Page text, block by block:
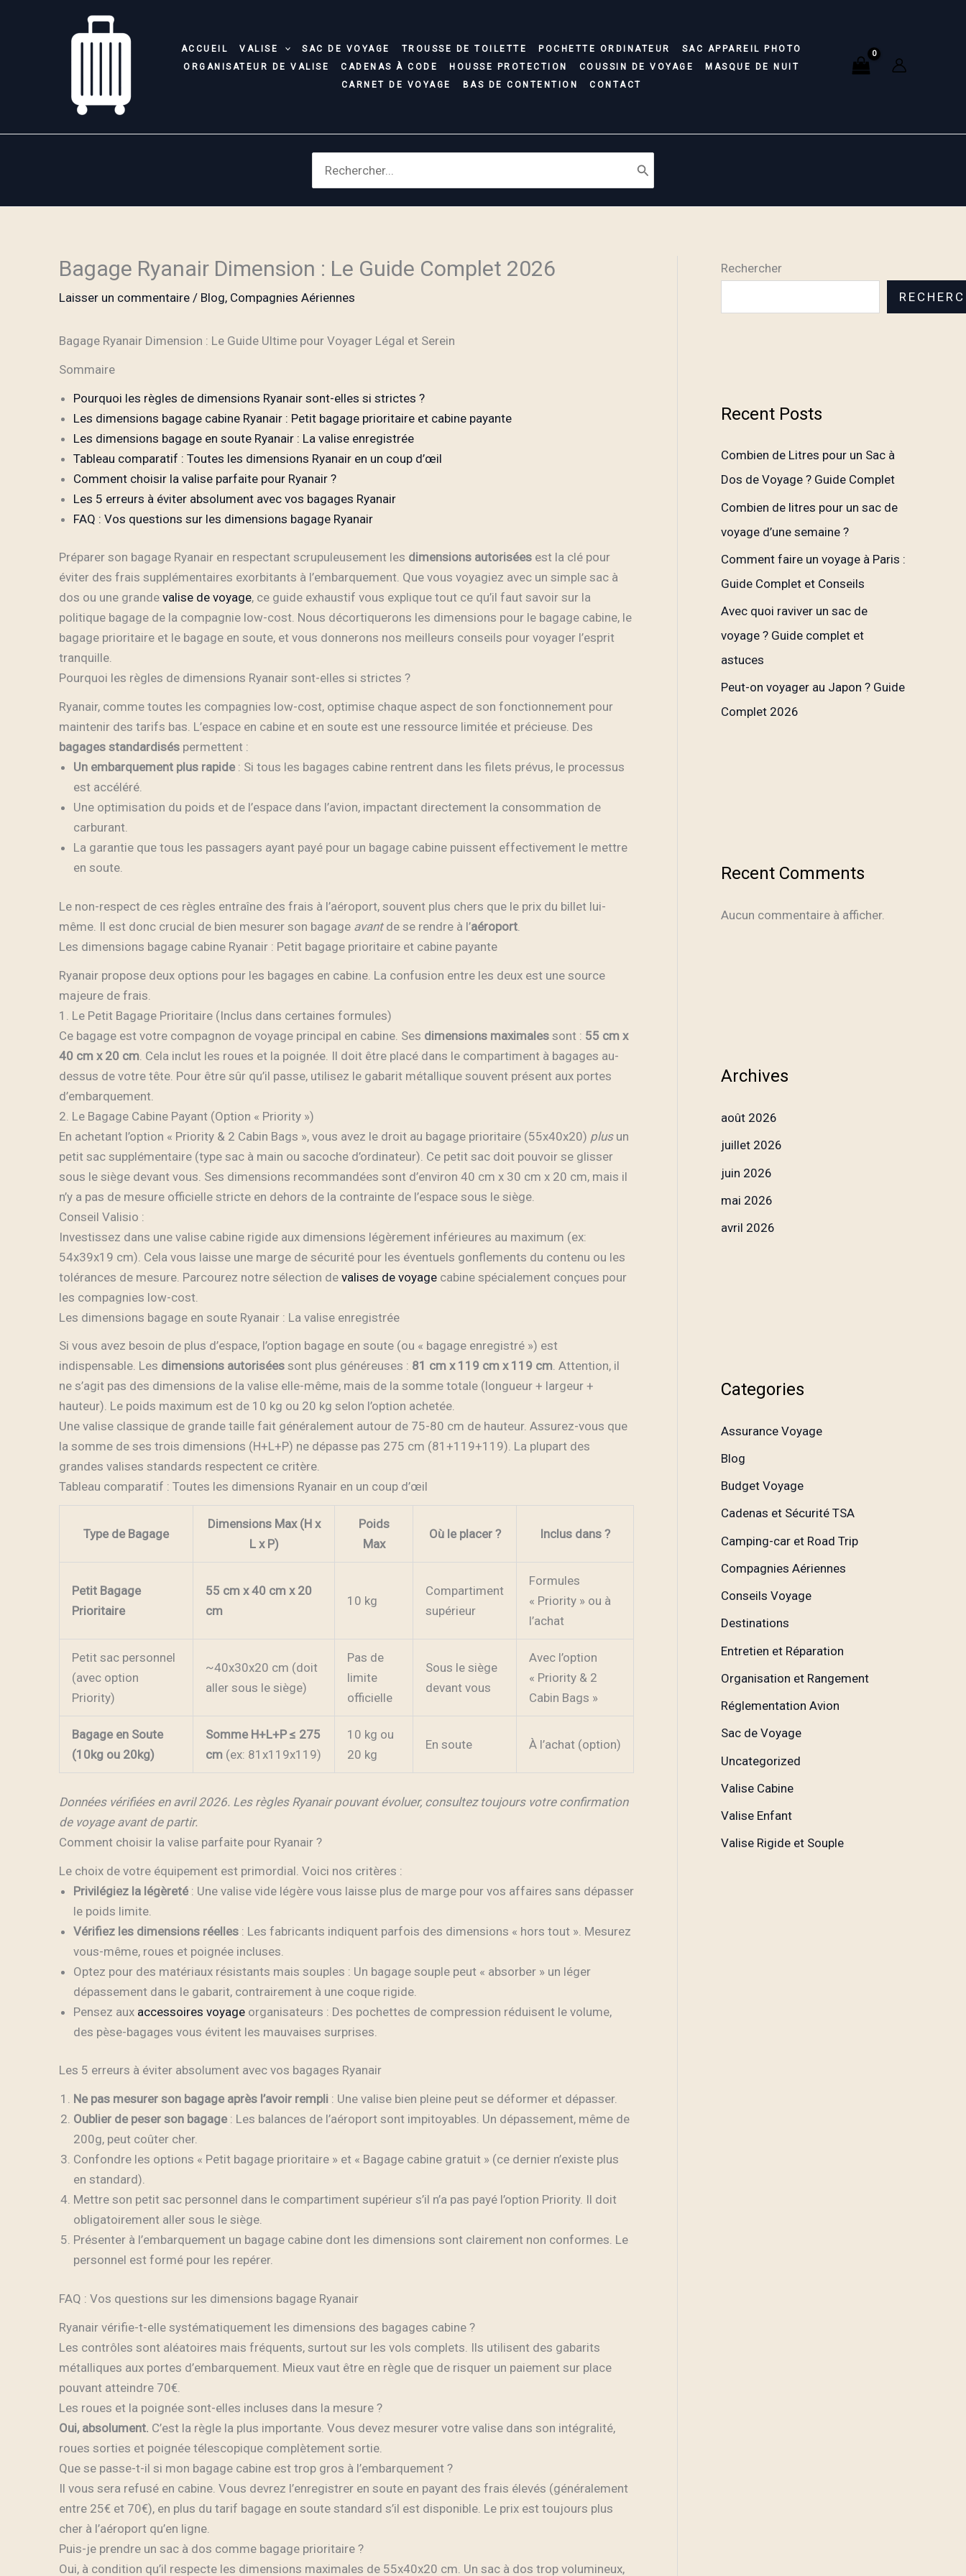
ACCUEIL VALISE SAC DE VOYAGE TROUSSE DE TOILETTE POCHETTE ORDINATEUR
SAC APPAREIL PHOTO
ORGANISATEUR DE VALISE
CADENAS À CODE HOUSSE PROTECTION COUSSIN DE VOYAGE
MASQUE DE NUIT
CARNET DE VOYAGE
BAS DE CONTENTION CONTACT
Search
for:
Bagage Ryanair Dimension : Le Guide Complet 2026
Laisser un commentaire / Blog, Compagnies Aériennes
Bagage Ryanair Dimension : Le Guide Ultime pour Voyager Légal et Serein
Sommaire
Pourquoi les règles de dimensions Ryanair sont-elles si strictes ?
Les dimensions bagage cabine Ryanair : Petit bagage prioritaire et cabine payante
Les dimensions bagage en soute Ryanair : La valise enregistrée
Tableau comparatif : Toutes les dimensions Ryanair en un coup d’œil
Comment choisir la valise parfaite pour Ryanair ?
Les 5 erreurs à éviter absolument avec vos bagages Ryanair
FAQ : Vos questions sur les dimensions bagage Ryanair
Préparer son bagage Ryanair en respectant scrupuleusement les dimensions autorisées est la clé pour
éviter des frais supplémentaires exorbitants à l’embarquement. Que vous voyagiez avec un simple sac à
dos ou une grande valise de voyage, ce guide exhaustif vous explique tout ce qu’il faut savoir sur la
politique bagage de la compagnie low-cost. Nous décortiquerons les dimensions pour le bagage cabine, le
bagage prioritaire et le bagage en soute, et vous donnerons nos meilleurs conseils pour voyager l’esprit
tranquille.
Pourquoi les règles de dimensions Ryanair sont-elles si strictes ?
Ryanair, comme toutes les compagnies low-cost, optimise chaque aspect de son fonctionnement pour
maintenir des tarifs bas. L’espace en cabine et en soute est une ressource limitée et précieuse. Des
bagages standardisés permettent :
Un embarquement plus rapide: Si tous les bagages cabine rentrent dans les filets prévus, le processus
est accéléré.
Une optimisation du poids et de l’espace dans l’avion, impactant directement la consommation de
carburant.
La garantie que tous les passagers ayant payé pour un bagage cabine puissent effectivement le mettre
en soute.
Le non-respect de ces règles entraîne des frais à l’aéroport, souvent plus chers que le prix du billet lui-
même. Il est donc crucial de bien mesurer son bagage avantde se rendre à l’aéroport
Les dimensions bagage cabine Ryanair : Petit bagage prioritaire et cabine payante
Ryanair propose deux options pour les bagages en cabine. La confusion entre les deux est une source
majeure de frais.
1. Le Petit Bagage Prioritaire (Inclus dans certaines formules)
Ce bagage est votre compagnon de voyage principal en cabine. Ses dimensions maximales sont : 55 cm x
40 cm x 20 cm . Cela inclut les roues et la poignée. Il doit être placé dans le compartiment à bagages au-
dessus de votre tête. Pour être sûr qu’il passe, utilisez le gabarit métallique souvent présent aux portes
d’embarquement.
2. Le Bagage Cabine Payant (Option « Priority »)
En achetant l’option « Priority & 2 Cabin Bags », vous avez le droit au bagage prioritaire (55x40x20) plusun
petit sac supplémentaire (type sac à main ou sacoche d’ordinateur). Ce petit sac doit pouvoir se glisser
sous le siège devant vous. Ses dimensions recommandées sont d’environ 40 cm x 30 cm x 20 cm, mais il
n’y a pas de mesure officielle stricte en dehors de la contrainte de l’espace sous le siège.
Conseil Valisio :
Investissez dans une valise cabine rigide aux dimensions légèrement inférieures au maximum (ex:
54x39x19 cm). Cela vous laisse une marge de sécurité pour les éventuels gonflements du contenu ou les
tolérances de mesure. Parcourez notre sélection de valises de voyage cabine spécialement conçues pour
les compagnies low-cost.
Les dimensions bagage en soute Ryanair : La valise enregistrée
Si vous avez besoin de plus d’espace, l’option bagage en soute (ou « bagage enregistré ») est
indispensable. Les dimensions autorisées sont plus généreuses : 81 cm x 119 cm x 119 cm. Attention, il
ne s’agit pas des dimensions de la valise elle-même, mais de la somme totale (longueur + largeur +
hauteur). Le poids maximum est de 10 kg ou 20 kg selon l’option achetée.
Une valise classique de grande taille fait généralement autour de 75-80 cm de hauteur. Assurez-vous que
la somme de ses trois dimensions (H+L+P) ne dépasse pas 275 cm (81+119+119). La plupart des
grandes valises standards respectent ce critère.
Tableau comparatif : Toutes les dimensions Ryanair en un coup d’œil
Type de Bagage
Dimensions Max (H x
L x P)
Poids
Max
Où le placer ? Inclus dans ?
Petit Bagage
Prioritaire
55 cm x 40 cm x 20
cm
10 kg
Compartiment
supérieur
Formules
« Priority » ou à
l’achat
Petit sac personnel
(avec option
Priority)
~40x30x20 cm (doit
aller sous le siège)
Pas de
limite
officielle
Sous le siège
devant vous
Avec l’option
« Priority & 2
Cabin Bags »
Bagage en Soute
(10kg ou 20kg)
Somme H+L+P ≤ 275
cm (ex: 81x119x119)
10 kg ou
20 kg
En soute À l’achat (option)
Données vérifiées en avril 2026. Les règles Ryanair pouvant évoluer, consultez toujours votre confirmation
de voyage avant de partir.
Comment choisir la valise parfaite pour Ryanair ?
Le choix de votre équipement est primordial. Voici nos critères :
Privilégiez la légèreté: Une valise vide légère vous laisse plus de marge pour vos affaires sans dépasser
le poids limite.
Vérifiez les dimensions réelles : Les fabricants indiquent parfois des dimensions « hors tout ». Mesurez
vous-même, roues et poignée incluses.
Optez pour des matériaux résistants mais souples : Un bagage souple peut « absorber » un léger
dépassement dans le gabarit, contrairement à une coque rigide.
Pensez aux accessoires voyage organisateurs : Des pochettes de compression réduisent le volume,
des pèse-bagages vous évitent les mauvaises surprises.
Les 5 erreurs à éviter absolument avec vos bagages Ryanair
Ne pas mesurer son bagage après l’avoir rempli : Une valise bien pleine peut se déformer et dépasser.
Oublier de peser son bagage: Les balances de l’aéroport sont impitoyables. Un dépassement, même de
200g, peut coûter cher.
Confondre les options « Petit bagage prioritaire » et « Bagage cabine gratuit » (ce dernier n’existe plus
en standard).
Mettre son petit sac personnel dans le compartiment supérieur s’il n’a pas payé l’option Priority. Il doit
obligatoirement aller sous le siège.
Présenter à l’embarquement un bagage cabine dont les dimensions sont clairement non conformes. Le
personnel est formé pour les repérer.
FAQ : Vos questions sur les dimensions bagage Ryanair
Ryanair vérifie-t-elle systématiquement les dimensions des bagages cabine ?
Les contrôles sont aléatoires mais fréquents, surtout sur les vols complets. Ils utilisent des gabarits
métalliques aux portes d’embarquement. Mieux vaut être en règle que de risquer un paiement sur place
pouvant atteindre 70€.
Les roues et la poignée sont-elles incluses dans la mesure ?
Oui, absolument. C’est la règle la plus importante. Vous devez mesurer votre valise dans son intégralité,
roues sorties et poignée télescopique complètement sortie.
Que se passe-t-il si mon bagage cabine est trop gros à l’embarquement ?
Il vous sera refusé en cabine. Vous devrez l’enregistrer en soute en payant des frais élevés (généralement
entre 25€ et 70€), en plus du tarif bagage en soute standard s’il est disponible. Le prix est toujours plus
cher à l’aéroport qu’en ligne.
Puis-je prendre un sac à dos comme bagage prioritaire ?
Oui, à condition qu’il respecte les dimensions maximales de 55x40x20 cm. Un sac à dos trop volumineux,
Rechercher
Recent Posts
Combien de Litres pour un Sac à
Dos de Voyage ? Guide Complet
Combien de litres pour un sac de
voyage d’une semaine ?
Comment faire un voyage à Paris :
Guide Complet et Conseils
Avec quoi raviver un sac de
voyage ? Guide complet et
astuces
Peut-on voyager au Japon ? Guide
Complet 2026
Recent Comments
Aucun commentaire à afficher.
Archives
août 2026
juillet 2026
juin 2026
mai 2026
avril 2026
Categories
Assurance Voyage
Blog
Budget Voyage
Cadenas et Sécurité TSA
Camping-car et Road Trip
Compagnies Aériennes
Conseils Voyage
Destinations
Entretien et Réparation
Organisation et Rangement
Réglementation Avion
Sac de Voyage
Uncategorized
Valise Cabine
Valise Enfant
Valise Rigide et Souple